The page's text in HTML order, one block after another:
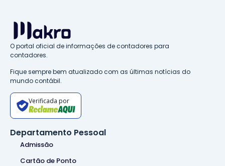
O portal oficial de informações de contadores para
contadores.
Fique sempre bem atualizado com as últimas notícias do
mundo contábil.
Verificada por
Departamento Pessoal
Admissão
Cartão de Ponto